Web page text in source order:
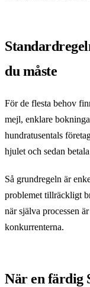
du måste
För de flesta behov
mejl, enklare
hundratusentals
hjulet och sedan
Så grundregeln är
problemet tillräckligt
när själva processen
konkurrenterna.
När en färdig